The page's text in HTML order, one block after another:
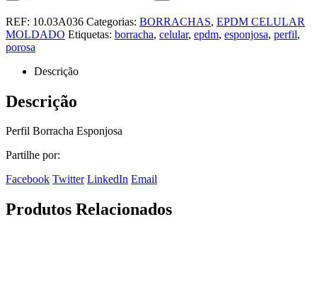
REF: 10.03A036 Categorias: BORRACHAS, EPDM CELULAR
MOLDADO Etiquetas: borracha, celular, epdm, esponjosa, perfil,
porosa
Descrição
Descrição
Perfil Borracha Esponjosa
Partilhe por:
Facebook Twitter LinkedIn Email
Produtos Relacionados